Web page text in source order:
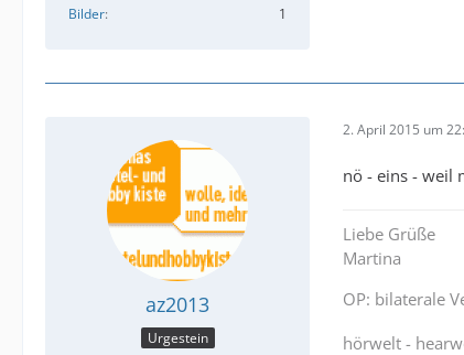
Bilder
1
az2013
Urgestein
2. April 2015 um
nö - eins - weil
Liebe Grüße
Martina
OP: bilaterale
hörwelt -